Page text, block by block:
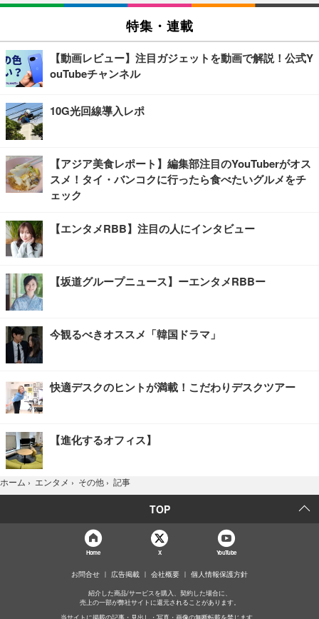
特集・連載
【動画レビュー】注目ガジェットを動画で解説！公式Y
ouTubeチャンネル
10G光回線導入レポ
【アジア美食レポート】編集部注目のYouTuberがオス
スメ！タイ・バンコクに行ったら食べたいグルメをチ
ェック
【エンタメRBB】注目の人にインタビュー
【坂道グループニュース】ーエンタメRBBー
今観るべきオススメ「韓国ドラマ」
快適デスクのヒントが満載！こだわりデスクツアー
【進化するオフィス】
ホーム › エンタメ › その他 › 記事
TOP
Home X YouTube
お問合せ 広告掲載 会社概要 個人情報保護方針
紹介した商品/サービスを購入、契約した場合に、
売上の一部が弊社サイトに還元されることがあります。